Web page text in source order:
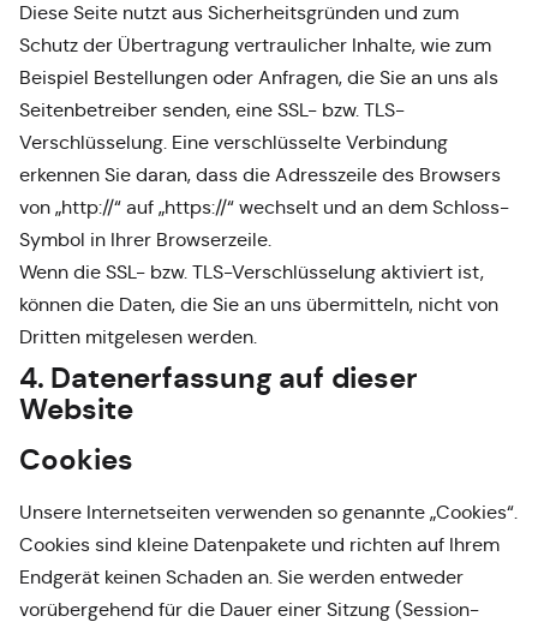
Diese Seite nutzt aus Sicherheitsgründen und zum
Schutz der Übertragung vertraulicher Inhalte, wie zum
Beispiel Bestellungen oder Anfragen, die Sie an uns als
Seitenbetreiber senden, eine SSL- bzw. TLS-
Verschlüsselung. Eine verschlüsselte Verbindung
erkennen Sie daran, dass die Adresszeile des Browsers
von „http://“ auf „https://“ wechselt und an dem Schloss-
Symbol in Ihrer Browserzeile.
Wenn die SSL- bzw. TLS-Verschlüsselung aktiviert ist,
können die Daten, die Sie an uns übermitteln, nicht von
Dritten mitgelesen werden.
4. Datenerfassung auf dieser
Website
Cookies
Unsere Internetseiten verwenden so genannte „Cookies“.
Cookies sind kleine Datenpakete und richten auf Ihrem
Endgerät keinen Schaden an. Sie werden entweder
vorübergehend für die Dauer einer Sitzung (Session-